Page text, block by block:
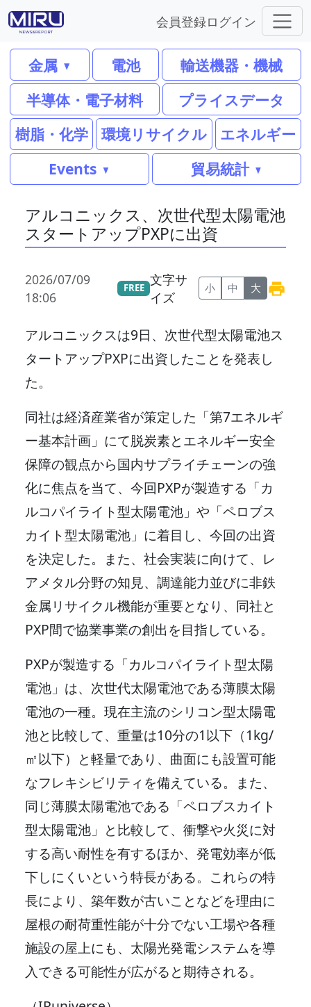
会員登録ログイン
金属 電池
輸送機器・機械
半導体・電子材料
プライスデータ
樹脂・化学
環境リサイクル
エネルギー
Events
貿易統計
アルコニックス、次世代型太陽電池
スタートアップPXPに出資
2026/07/09
18:06
FREE
文字サ
イズ
小 中 大
アルコニックスは9日、次世代型太陽電池ス
タートアップPXPに出資したことを発表し
た。
同社は経済産業省が策定した「第7エネルギ
ー基本計画」にて脱炭素とエネルギー安全
保障の観点から国内サプライチェーンの強
化に焦点を当て、今回PXPが製造する「カ
ルコパイライト型太陽電池」や「ペロブス
カイト型太陽電池」に着目し、今回の出資
を決定した。また、社会実装に向けて、レ
アメタル分野の知見、調達能力並びに非鉄
金属リサイクル機能が重要となり、同社と
PXP間で協業事業の創出を目指している。
PXPが製造する「カルコパイライト型太陽
電池」は、次世代太陽電池である薄膜太陽
電池の一種。現在主流のシリコン型太陽電
池と比較して、重量は10分の1以下（1kg/
㎡以下）と軽量であり、曲面にも設置可能
なフレキシビリティを備えている。また、
同じ薄膜太陽電池である「ペロブスカイト
型太陽電池」と比較して、衝撃や火災に対
する高い耐性を有するほか、発電効率が低
下しにくいという特長がある。これらの特
長により、築年数が古いことなどを理由に
屋根の耐荷重性能が十分でない工場や各種
施設の屋上にも、太陽光発電システムを導
入できる可能性が広がると期待される。